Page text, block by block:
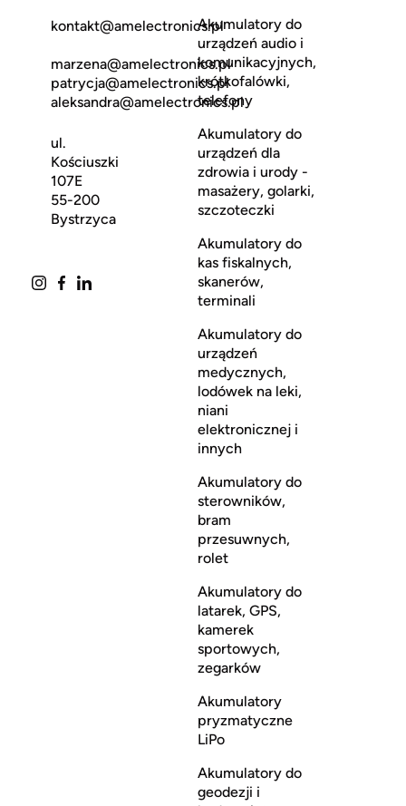
kontakt@amelectronics.pl
marzena@amelectronics.pl
patrycja@amelectronics.pl
aleksandra@amelectronics.pl
ul.
Kościuszki
107E
55-200
Bystrzyca
Akumulatory do
urządzeń audio i
komunikacyjnych,
krótkofalówki,
telefony
Akumulatory do
urządzeń dla
zdrowia i urody -
masażery, golarki,
szczoteczki
Akumulatory do
kas fiskalnych,
skanerów,
terminali
Akumulatory do
urządzeń
medycznych,
lodówek na leki,
niani
elektronicznej i
innych
Akumulatory do
sterowników,
bram
przesuwnych,
rolet
Akumulatory do
latarek, GPS,
kamerek
sportowych,
zegarków
Akumulatory
pryzmatyczne
LiPo
Akumulatory do
geodezji i